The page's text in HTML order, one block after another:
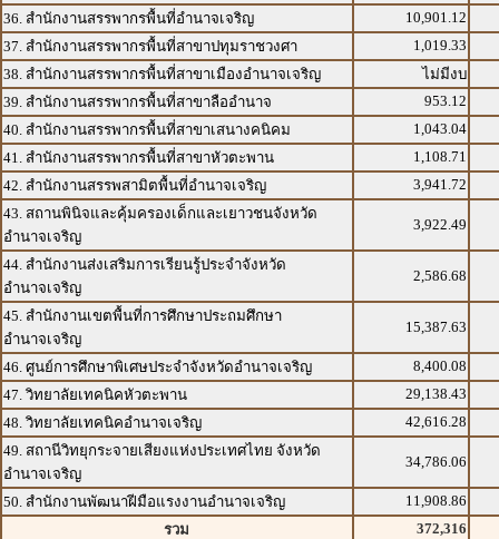
36. สำนักงานสรรพากรพื้นที่อำนาจเจริญ
10,901.12
37. สำนักงานสรรพากรพื้นที่สาขาปทุมราชวงศา
1,019.33
38. สำนักงานสรรพากรพื้นที่สาขาเมืองอำนาจเจริญ
ไม่มีงบ
39. สำนักงานสรรพากรพื้นที่สาขาลืออำนาจ
953.12
40. สำนักงานสรรพากรพื้นที่สาขาเสนางคนิคม
1,043.04
41. สำนักงานสรรพากรพื้นที่สาขาหัวตะพาน
1,108.71
42. สำนักงานสรรพสามิตพื้นที่อำนาจเจริญ
3,941.72
43. สถานพินิจและคุ้มครองเด็กและเยาวชนจังหวัด
อำนาจเจริญ
3,922.49
44. สำนักงานส่งเสริมการเรียนรู้ประจำจังหวัด
อำนาจเจริญ
2,586.68
45. สำนักงานเขตพื้นที่การศึกษาประถมศึกษา
อำนาจเจริญ
15,387.63
46. ศูนย์การศึกษาพิเศษประจำจังหวัดอำนาจเจริญ
8,400.08
47. วิทยาลัยเทคนิคหัวตะพาน
29,138.43
48. วิทยาลัยเทคนิคอำนาจเจริญ
42,616.28
49. สถานีวิทยุกระจายเสียงแห่งประเทศไทย จังหวัด
อำนาจเจริญ
34,786.06
50. สำนักงานพัฒนาฝีมือแรงงานอำนาจเจริญ
11,908.86
รวม
372,316